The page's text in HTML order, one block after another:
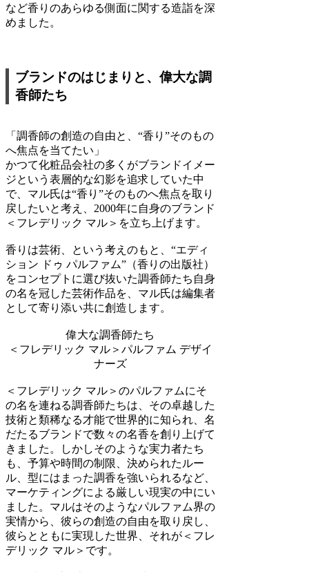
など香りのあらゆる側面に関する造詣を深
めました。
ブランドのはじまりと、偉大な調
香師たち
「調香師の創造の自由と、“香り”そのもの
へ焦点を当てたい」
かつて化粧品会社の多くがブランドイメー
ジという表層的な幻影を追求していた中
で、マル氏は“香り”そのものへ焦点を取り
戻したいと考え、2000年に自身のブランド
＜フレデリック マル＞を立ち上げます。
香りは芸術、という考えのもと、“エディ
ション ドゥ パルファム”（香りの出版社）
をコンセプトに選び抜いた調香師たち自身
の名を冠した芸術作品を、マル氏は編集者
として寄り添い共に創造します。
偉大な調香師たち
＜フレデリック マル＞パルファム デザイ
ナーズ
＜フレデリック マル＞のパルファムにそ
の名を連ねる調香師たちは、その卓越した
技術と類稀なる才能で世界的に知られ、名
だたるブランドで数々の名香を創り上げて
きました。しかしそのような実力者たち
も、予算や時間の制限、決められたルー
ル、型にはまった調香を強いられるなど、
マーケティングによる厳しい現実の中にい
ました。マルはそのようなパルファム界の
実情から、彼らの創造の自由を取り戻し、
彼らとともに実現した世界、それが＜フレ
デリック マル＞です。